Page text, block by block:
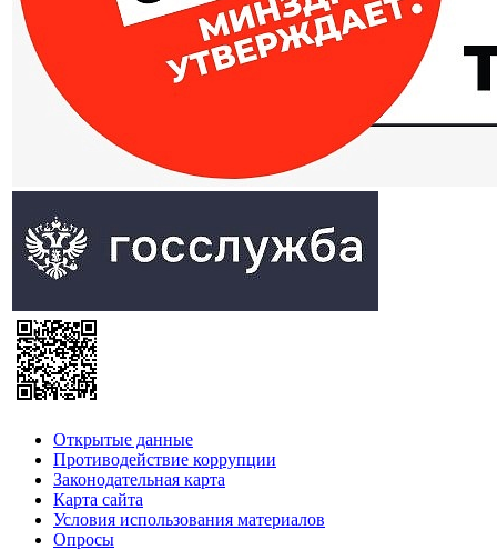
Открытые данные
Противодействие коррупции
Законодательная карта
Карта сайта
Условия использования материалов
Опросы